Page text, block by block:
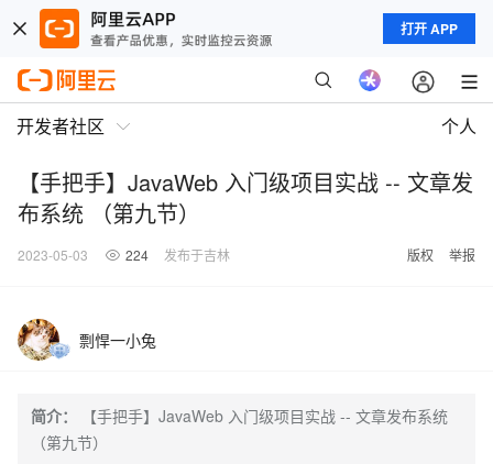
打开 APP
开发者社区 个人
【手把手】JavaWeb 入门级项目实战 -- 文章发
布系统 （第九节）
2023-05-03 224 发布于吉林 版权 举报
剽悍一小兔
简介：
【手把手】JavaWeb 入门级项目实战 -- 文章发布系统
（第九节）